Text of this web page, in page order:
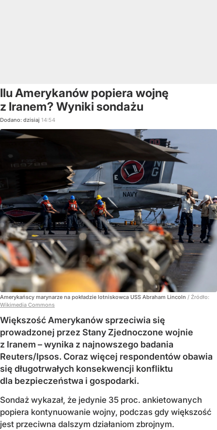
Ilu Amerykanów popiera wojnę
z Iranem? Wyniki sondażu
Dodano: dzisiaj 14:54
Amerykańscy marynarze na pokładzie lotniskowca USS Abraham Lincoln / Źródło:
Wikimedia Commons
Większość Amerykanów sprzeciwia się
prowadzonej przez Stany Zjednoczone wojnie
z Iranem – wynika z najnowszego badania
Reuters/Ipsos. Coraz więcej respondentów obawia
się długotrwałych konsekwencji konfliktu
dla bezpieczeństwa i gospodarki.
Sondaż wykazał, że jedynie 35 proc. ankietowanych
popiera kontynuowanie wojny, podczas gdy większość
jest przeciwna dalszym działaniom zbrojnym.